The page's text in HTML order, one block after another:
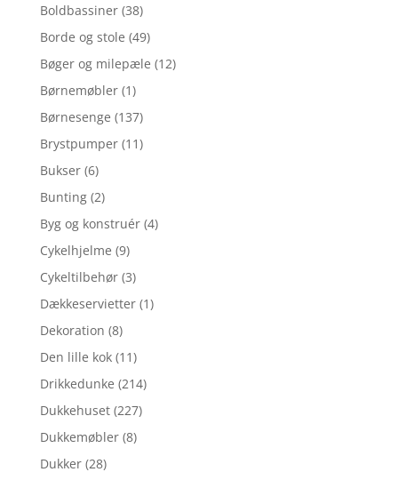
Boldbassiner (38)
Borde og stole (49)
Bøger og milepæle (12)
Børnemøbler (1)
Børnesenge (137)
Brystpumper (11)
Bukser (6)
Bunting (2)
Byg og konstruér (4)
Cykelhjelme (9)
Cykeltilbehør (3)
Dækkeservietter (1)
Dekoration (8)
Den lille kok (11)
Drikkedunke (214)
Dukkehuset (227)
Dukkemøbler (8)
Dukker (28)